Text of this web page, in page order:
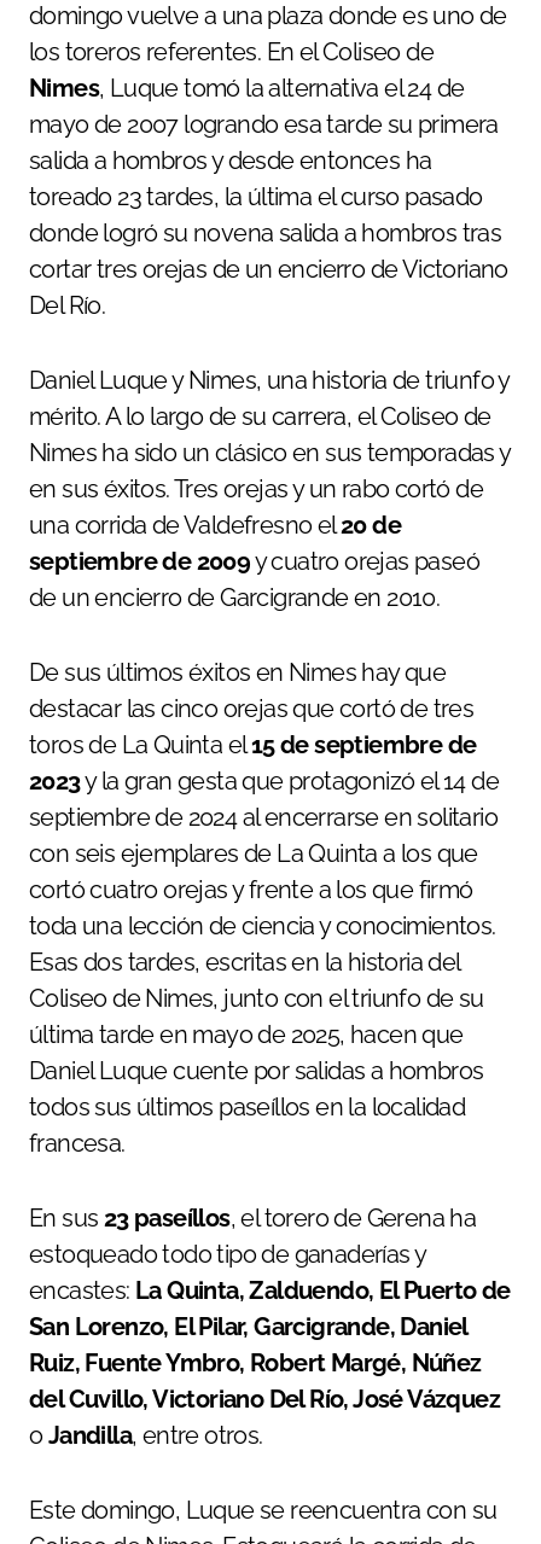
domingo vuelve a una plaza donde es uno de
los toreros referentes. En el Coliseo de
Nimes, Luque tomó la alternativa el 24 de
mayo de 2007 logrando esa tarde su primera
salida a hombros y desde entonces ha
toreado 23 tardes, la última el curso pasado
donde logró su novena salida a hombros tras
cortar tres orejas de un encierro de Victoriano
Del Río.
Daniel Luque y Nimes, una historia de triunfo y
mérito. A lo largo de su carrera, el Coliseo de
Nimes ha sido un clásico en sus temporadas y
en sus éxitos. Tres orejas y un rabo cortó de
una corrida de Valdefresno el20 de
septiembre de 2009y cuatro orejas paseó
de un encierro de Garcigrande en 2010.
De sus últimos éxitos en Nimes hay que
destacar las cinco orejas que cortó de tres
toros de La Quinta el15 de septiembre de
2023y la gran gesta que protagonizó el 14 de
septiembre de 2024 al encerrarse en solitario
con seis ejemplares de La Quinta a los que
cortó cuatro orejas y frente a los que firmó
toda una lección de ciencia y conocimientos.
Esas dos tardes, escritas en la historia del
Coliseo de Nimes, junto con el triunfo de su
última tarde en mayo de 2025, hacen que
Daniel Luque cuente por salidas a hombros
todos sus últimos paseíllos en la localidad
francesa.
En sus 23 paseíllos, el torero de Gerena ha
estoqueado todo tipo de ganaderías y
encastes: La Quinta, Zalduendo, El Puerto de
San Lorenzo, El Pilar, Garcigrande, Daniel
Ruiz, Fuente Ymbro, Robert Margé, Núñez
del Cuvillo, Victoriano Del Río, José Vázquez
oJandilla, entre otros.
Este domingo, Luque se reencuentra con su